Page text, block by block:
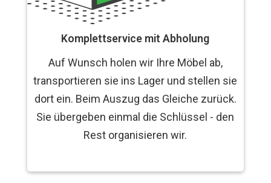
Komplettservice mit Abholung
Auf Wunsch holen wir Ihre Möbel ab,
transportieren sie ins Lager und stellen sie
dort ein. Beim Auszug das Gleiche zurück.
Sie übergeben einmal die Schlüssel - den
Rest organisieren wir.